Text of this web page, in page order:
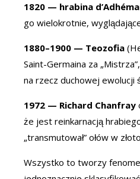
1820 — hrabina
go wielokrotnie,
1880–1900 — Teozofia
Saint-Germaina za
na rzecz duchowej ewolucji
1972 — Richard Chanfray
że jest reinkarnacją
„transmutował” ołów w
Wszystko to tworzy